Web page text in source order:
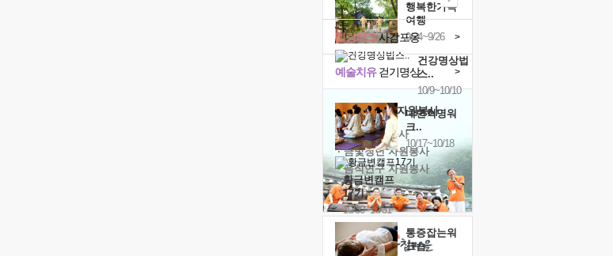
행복한가족
여행
9/24~9/26
건강명상법
스..
10/9~10/10
내면혁명워
크..
10/17~10/18
황금변캠프
17기
10/30~10/31
통증잡는워
크숍
예술치유걷기명상 >
힐링허그사감포옹 >
'옹달샘의 꽃'자원봉사
· 청년 자원봉사
· 금빛청년 자원봉사
· 음식연구 자원봉사